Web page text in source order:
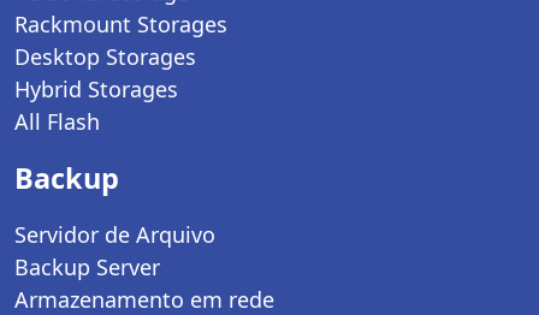
Rackmount Storages
Desktop Storages
Hybrid Storages
All Flash
Backup
Servidor de Arquivo
Backup Server
Armazenamento em rede